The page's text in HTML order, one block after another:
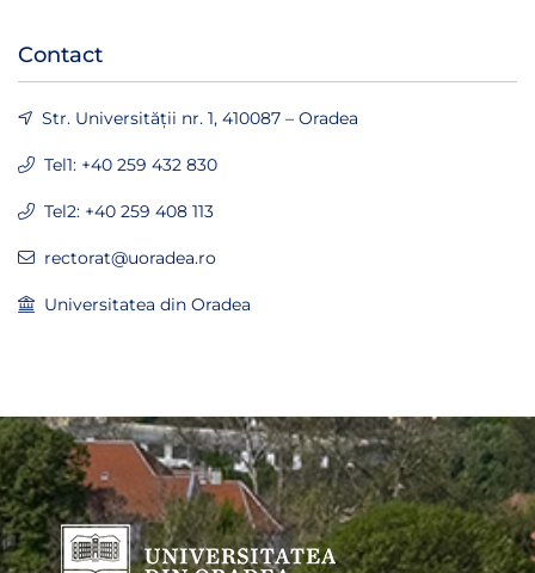
Contact
Str. Universității nr. 1, 410087 – Oradea
Tel1: +40 259 432 830
Tel2: +40 259 408 113
rectorat@uoradea.ro
Universitatea din Oradea